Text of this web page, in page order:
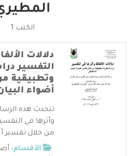
الكتب 1
دلالات
التفسير
وتطبيقية
أضواء
تتحدث هذه
وأثرها في
من خلال تفسير أ
الأقسام: